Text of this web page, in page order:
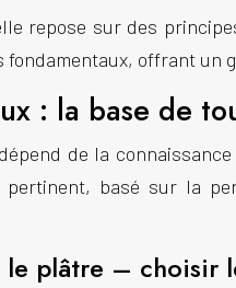
repose sur des
fondamentaux, offrant
: la base de
dépend de la
basé sur la
plâtre – choisir